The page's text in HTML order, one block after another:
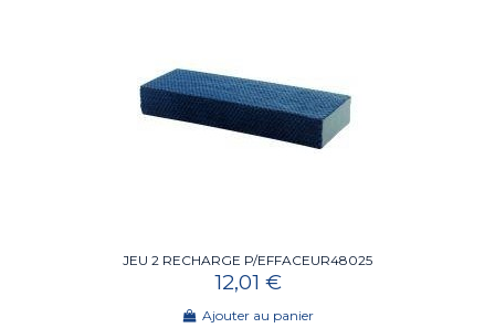
JEU 2 RECHARGE P/EFFACEUR48025
12,01 €
Ajouter au panier